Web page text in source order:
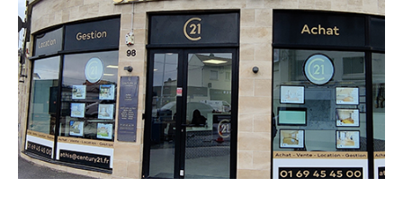
CENTURY 21 L'Athégienne
98 avenue François Mitterrand
ATHIS MONS - 91200
Envoyer un message
Téléphoner à l'agence